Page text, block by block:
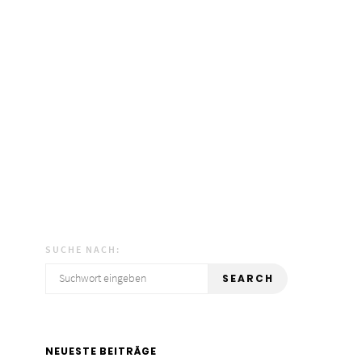
SUCHE NACH:
SEARCH
NEUESTE BEITRÄGE